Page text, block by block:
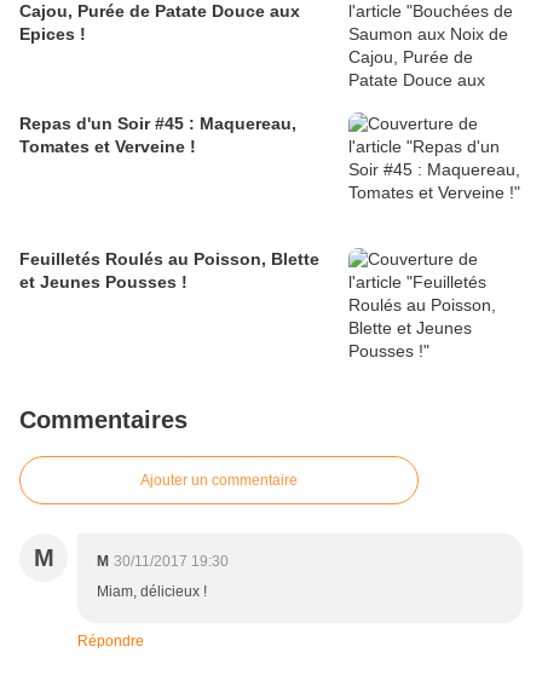
Cajou, Purée de Patate Douce aux
Epices !
Repas d'un Soir #45 : Maquereau,
Tomates et Verveine !
Feuilletés Roulés au Poisson, Blette
et Jeunes Pousses !
Commentaires
Ajouter un commentaire
M M 30/11/2017 19:30
Miam, délicieux !
Répondre